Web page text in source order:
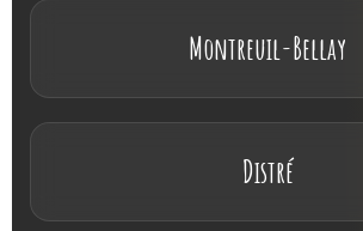
Montreuil-Bellay
Distré